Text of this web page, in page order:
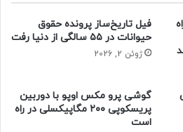
فیل تاریخ‌ساز پرونده حقوق
حیوانات در ۵۵ سالگی از دنیا رفت
ژوئن 2, 2026
گوشی پرو مکس اوپو با دوربین
پریسکوپی ۲۰۰ مگاپیکسلی در راه
است